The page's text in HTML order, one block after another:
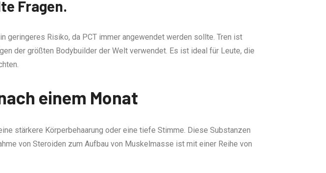
Fragen.
geringeres Risiko, da PCT immer angewendet werden sollte. Tren ist
der größten Bodybuilder der Welt verwendet. Es ist ideal für Leute, die
einem Monat
stärkere Körperbehaarung oder eine tiefe Stimme. Diese Substanzen
von Steroiden zum Aufbau von Muskelmasse ist mit einer Reihe von